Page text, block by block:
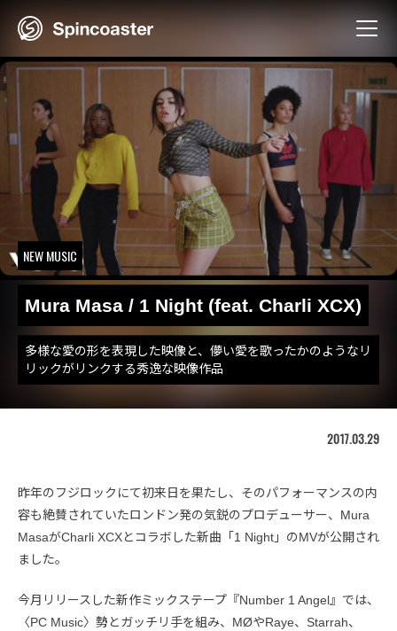
NEW MUSIC
Mura Masa / 1 Night (feat. Charli XCX)
多様な愛の形を表現した映像と、儚い愛を歌ったかのようなリ
リックがリンクする秀逸な映像作品
2017.03.29
昨年のフジロックにて初来日を果たし、そのパフォーマンスの内
容も絶賛されていたロンドン発の気鋭のプロデューサー、Mura
MasaがCharli XCXとコラボした新曲「1 Night」のMVが公開され
ました。
今月リリースした新作ミックステープ『Number 1 Angel』では、
〈PC Music〉勢とガッチリ手を組み、MØやRaye、Starrah、